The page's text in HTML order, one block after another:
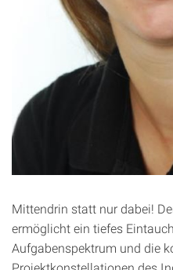
Mittendrin statt nur dabei!
ermöglicht ein tiefes
Aufgabenspektrum und die